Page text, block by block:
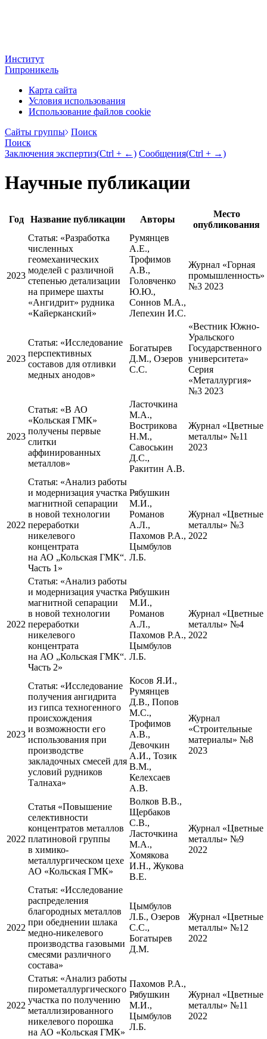
Институт
Гипроникель
Карта сайта
Условия использования
Использование файлов cookie
Cайты группы Поиск
Поиск
Заключения экспертиз(Ctrl + ←) Сообщения(Ctrl + →)
Научные публикации
Год Название публикации Авторы
Место
опубликования
2023
Статья: «Разработка
численных
геомеханических
моделей с различной
степенью детализации
на примере шахты
«Ангидрит» рудника
«Кайерканский»
Румянцев
А.Е.,
Трофимов
А.В.,
Головченко
Ю.Ю.,
Соннов М.А.,
Лепехин И.С.
Журнал «Горная
промышленность»
№3 2023
2023
Статья: «Исследование
перспективных
составов для отливки
медных анодов»
Богатырев
Д.М., Озеров
С.С.
«Вестник Южно-
Уральского
Государственного
университета»
Серия
«Металлургия»
№3 2023
2023
Статья: «В АО
«Кольская ГМК»
получены первые
слитки
аффинированных
металлов»
Ласточкина
М.А.,
Вострикова
Н.М.,
Савоськин
Д.С.,
Ракитин А.В.
Журнал «Цветные
металлы» №11
2023
2022
Статья: «Анализ работы
и модернизация участка
магнитной сепарации
в новой технологии
переработки
никелевого
концентрата
на АО „Кольская ГМК“.
Часть 1»
Рябушкин
М.И.,
Романов
А.Л.,
Пахомов Р.А.,
Цымбулов
Л.Б.
Журнал «Цветные
металлы» №3
2022
2022
Статья: «Анализ работы
и модернизация участка
магнитной сепарации
в новой технологии
переработки
никелевого
концентрата
на АО „Кольская ГМК“.
Часть 2»
Рябушкин
М.И.,
Романов
А.Л.,
Пахомов Р.А.,
Цымбулов
Л.Б.
Журнал «Цветные
металлы» №4
2022
2023
Статья: «Исследование
получения ангидрита
из гипса техногенного
происхождения
и возможности его
использования при
производстве
закладочных смесей для
условий рудников
Талнаха»
Косов Я.И.,
Румянцев
Д.В., Попов
М.С.,
Трофимов
А.В.,
Девочкин
А.И., Тозик
В.М.,
Келехсаев
А.В.
Журнал
«Строительные
материалы» №8
2023
2022
Статья «Повышение
селективности
концентратов металлов
платиновой группы
в химико-
металлургическом цехе
АО «Кольская ГМК»
Волков В.В.,
Щербаков
С.В.,
Ласточкина
М.А.,
Хомякова
И.Н., Жукова
В.Е.
Журнал «Цветные
металлы» №9
2022
2022
Статья: «Исследование
распределения
благородных металлов
при обеднении шлака
медно-никелевого
производства газовыми
смесями различного
состава»
Цымбулов
Л.Б., Озеров
С.С.,
Богатырев
Д.М.
Журнал «Цветные
металлы» №12
2022
2022
Статья: «Анализ работы
пирометаллургического
участка по получению
металлизированного
никелевого порошка
на АО «Кольская ГМК»
Пахомов Р.А.,
Рябушкин
М.И.,
Цымбулов
Л.Б.
Журнал «Цветные
металлы» №11
2022